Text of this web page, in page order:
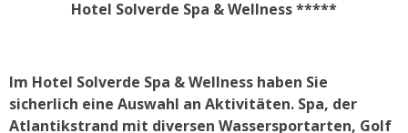
Hotel Solverde Spa & Wellness *****
Im Hotel Solverde Spa & Wellness haben Sie
sicherlich eine Auswahl an Aktivitäten. Spa, der
Atlantikstrand mit diversen Wassersportarten, Golf